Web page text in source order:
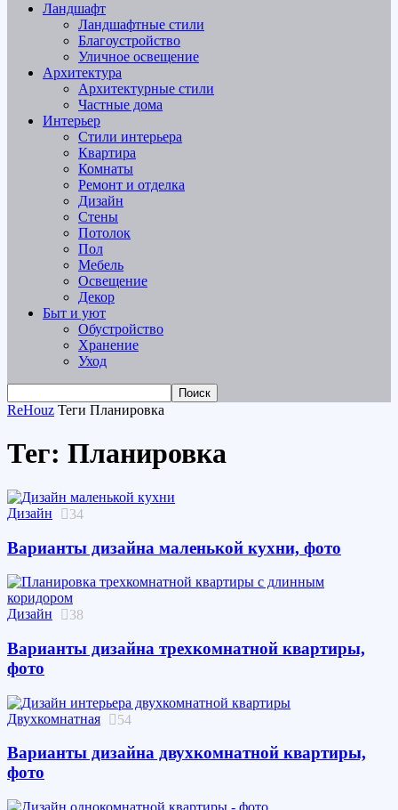
Ландшафт
Ландшафтные стили
Благоустройство
Уличное освещение
Архитектура
Архитектурные стили
Частные дома
Интерьер
Стили интерьера
Квартира
Комнаты
Ремонт и отделка
Дизайн
Стены
Потолок
Пол
Мебель
Освещение
Декор
Быт и уют
Обустройство
Хранение
Уход
ReHouz Теги Планировка
Тег: Планировка
Дизайн 34
Варианты дизайна маленькой кухни, фото
Дизайн 38
Варианты дизайна трехкомнатной квартиры,
фото
Двухкомнатная 54
Варианты дизайна двухкомнатной квартиры,
фото